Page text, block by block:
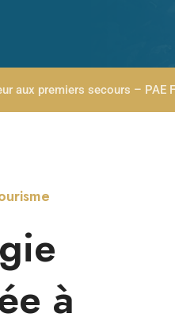
aux premiers secours – PAE
à